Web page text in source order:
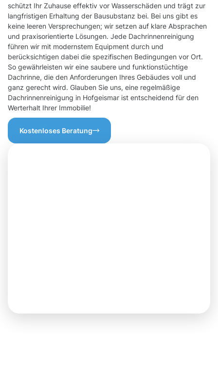
schützt Ihr Zuhause effektiv vor Wasserschäden und trägt zur
langfristigen Erhaltung der Bausubstanz bei. Bei uns gibt es
keine leeren Versprechungen; wir setzen auf klare Absprachen
und praxisorientierte Lösungen. Jede Dachrinnenreinigung
führen wir mit modernstem Equipment durch und
berücksichtigen dabei die spezifischen Bedingungen vor Ort.
So gewährleisten wir eine saubere und funktionstüchtige
Dachrinne, die den Anforderungen Ihres Gebäudes voll und
ganz gerecht wird. Glauben Sie uns, eine regelmäßige
Dachrinnenreinigung in Hofgeismar ist entscheidend für den
Werterhalt Ihrer Immobilie!
Kostenloses Beratung